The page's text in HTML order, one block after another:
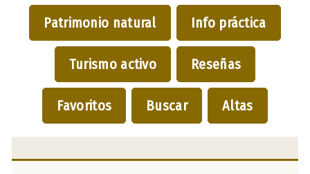
Patrimonio natural Info práctica
Turismo activo Reseñas
Favoritos Buscar Altas